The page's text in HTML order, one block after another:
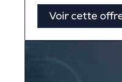
Voir cette